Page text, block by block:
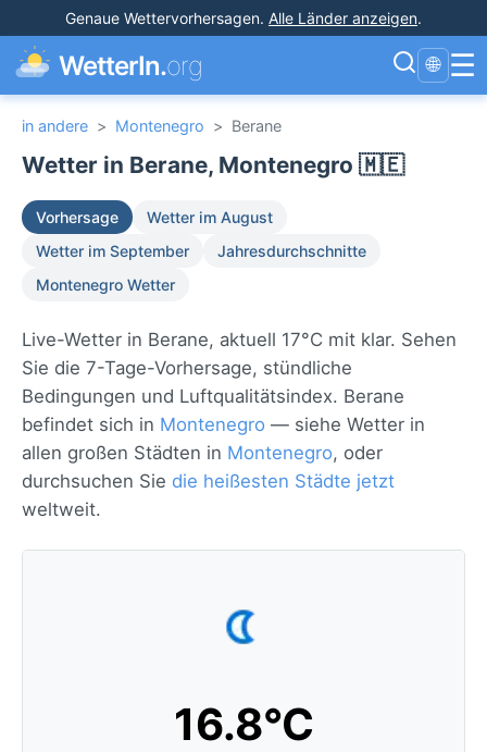
Genaue Wettervorhersagen. Alle Länder anzeigen.
WetterIn.org 🌐 ☰
in andere > Montenegro > Berane
Wetter in Berane, Montenegro 🇲🇪
Vorhersage
Wetter im August
Wetter im September
Jahresdurchschnitte
Montenegro Wetter
Live-Wetter in Berane, aktuell 17°C mit klar. Sehen
Sie die 7-Tage-Vorhersage, stündliche
Bedingungen und Luftqualitätsindex. Berane
befindet sich in Montenegro — siehe Wetter in
allen großen Städten in Montenegro, oder
durchsuchen Sie die heißesten Städte jetzt
weltweit.
16.8°C